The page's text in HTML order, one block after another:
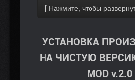
УСТАНОВКА
НА ЧИСТУЮ ВЕРСИЮ
MOD v.2.0